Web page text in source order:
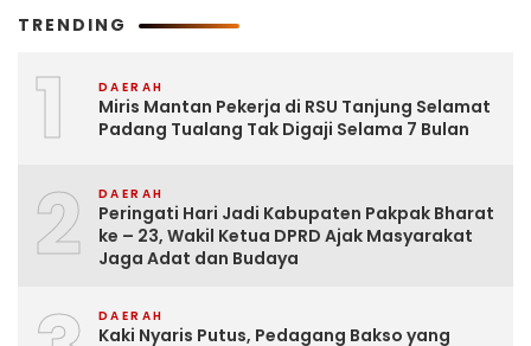
TRENDING
1 DAERAH
Miris Mantan Pekerja di RSU Tanjung Selamat
Padang Tualang Tak Digaji Selama 7 Bulan
2 DAERAH
Peringati Hari Jadi Kabupaten Pakpak Bharat
ke – 23, Wakil Ketua DPRD Ajak Masyarakat
Jaga Adat dan Budaya
DAERAH
Kaki Nyaris Putus, Pedagang Bakso yang